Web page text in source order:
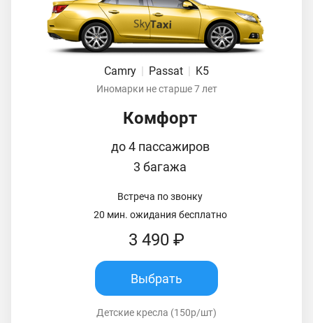
Camry Passat K5
Иномарки не старше 7 лет
Комфорт
до 4 пассажиров
3 багажа
Встреча по звонку
20 мин. ожидания бесплатно
3 490 ₽
Выбрать
Детские кресла (150р/шт)